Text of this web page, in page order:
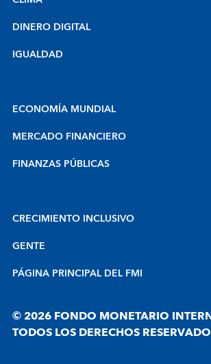
DINERO DIGITAL
IGUALDAD
ECONOMÍA MUNDIAL
MERCADO FINANCIERO
FINANZAS PÚBLICAS
CRECIMIENTO INCLUSIVO
GENTE
PÁGINA PRINCIPAL DEL FMI
© 2026 FONDO MONETARIO
TODOS LOS DERECHOS